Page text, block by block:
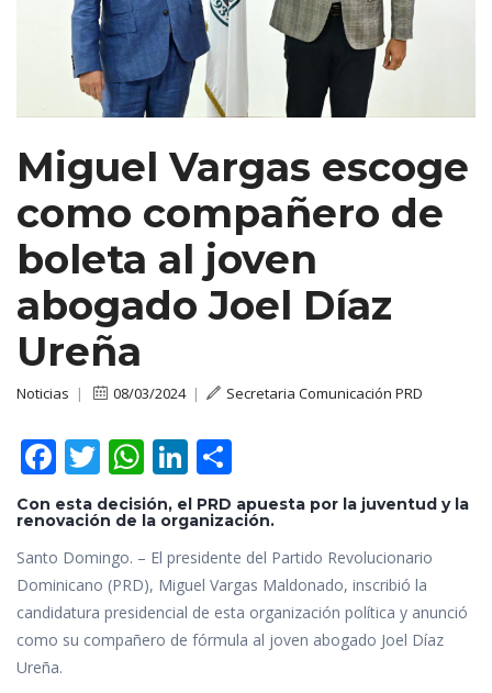
Miguel Vargas escoge
como compañero de
boleta al joven
abogado Joel Díaz
Ureña
Noticias | 08/03/2024| Secretaria Comunicación PRD
F
ac
e
b
o
o
k
T
w
itt
er
W
h
at
s
A
p
Li
n
k
e
dI
n
o
m
p
ar
ti
Con esta decisión, el PRD apuesta por la juventud y la
renovación de la organización.
Santo Domingo. – El presidente del Partido Revolucionario
Dominicano (PRD), Miguel Vargas Maldonado, inscribió la
candidatura presidencial de esta organización política y anunció
como su compañero de fórmula al joven abogado Joel Díaz
Ureña.